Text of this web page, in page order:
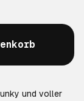
und voller